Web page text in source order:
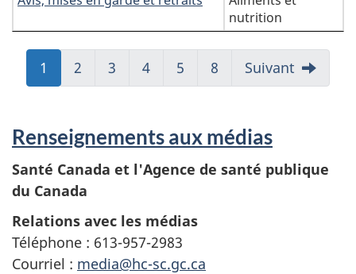
nutrition
Aller
à:
1
Aller
à:
2
Aller
à:
3
Aller
à:
4
Aller
à:
5
Aller
à:
8 Suivant
Renseignements aux médias
Santé Canada et l'Agence de santé publique
du Canada
Relations avec les médias
Téléphone : 613-957-2983
Courriel : media@hc-sc.gc.ca